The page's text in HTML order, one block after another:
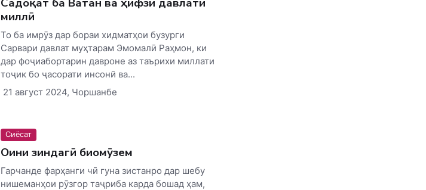
Садоқат ба Ватан ва ҳифзи давлати
миллӣ
То ба имрӯз дар бораи хидматҳои бузурги
Сарвари давлат муҳтарам Эмомалӣ Раҳмон, ки
дар фоҷиабортарин давроне аз таърихи миллати
тоҷик бо ҷасорати инсонӣ ва...
21 август 2024, Чоршанбе
Сиёсат
Оини зиндагӣ биомӯзем
Гарчанде фарҳанги чӣ гуна зистанро дар шебу
нишеманҳои рӯзгор таҷриба карда бошад ҳам,